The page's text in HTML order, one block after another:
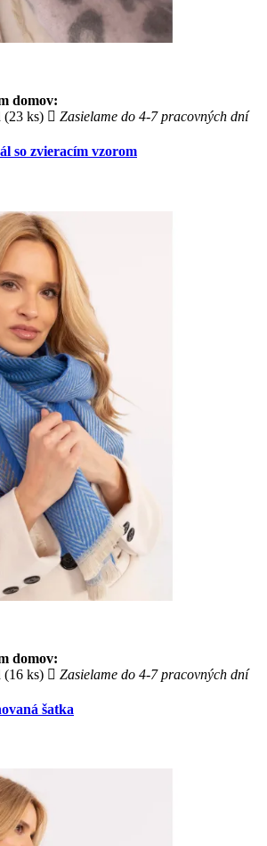
domov:
(23 ks)
Zasielame do 4-7 pracovných dní
so zvieracím vzorom
domov:
(16 ks)
Zasielame do 4-7 pracovných dní
šatka